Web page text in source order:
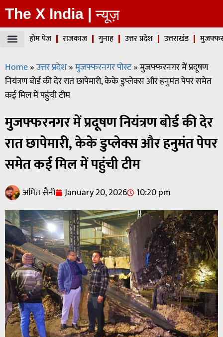
The X India | न्यूज़
होम पेज राजकाज गुनाह उत्तर प्रदेश उत्तराखंड
Home»उत्तर प्रदेश»मुजफ्फरनगर पोस्ट»मुजफ्फरनगर में प्रदूषण
नियंत्रण बोर्ड की देर रात छापेमारी, केके डुप्लेक्स और हनुमंत पेपर समेत
कई मिल में पहुंची टीम
मुजफ्फरनगर में प्रदूषण नियंत्रण बोर्ड की देर
रात छापेमारी, केके डुप्लेक्स और हनुमंत पेपर
समेत कई मिल में पहुंची टीम
अमित सैनी January 20, 2026 10:20 pm